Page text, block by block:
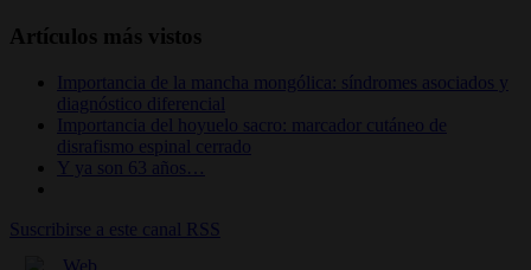
Artículos más vistos
Importancia de la mancha mongólica: síndromes asociados y
diagnóstico diferencial
Importancia del hoyuelo sacro: marcador cutáneo de
disrafismo espinal cerrado
Y ya son 63 años…
Suscribirse a este canal RSS